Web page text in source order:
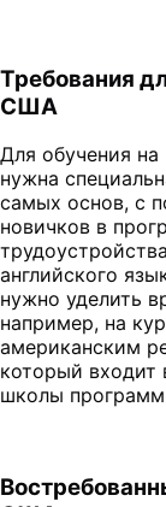
Требования
США
Для обучения
нужна
самых основ, с
новичков в
английского
нужно уделить
например, на
американским
который входит
школы